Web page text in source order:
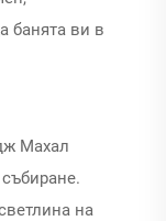
банята ви в
Махал
на